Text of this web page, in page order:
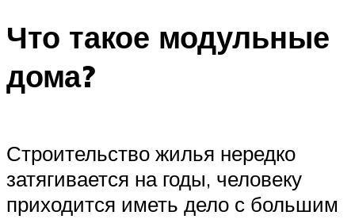
Что такое модульные
дома?
Строительство жилья нередко
затягивается на годы, человеку
приходится иметь дело с большим